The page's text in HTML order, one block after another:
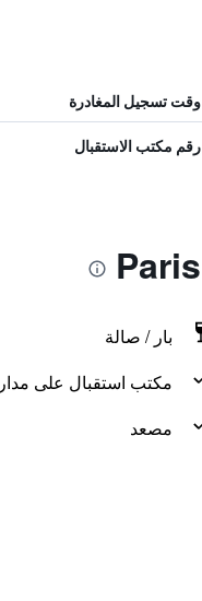
وقت تسجيل المغادرة
رقم مكتب الاستقبال
بار / صالة
مكتب استقبال على مدار 24
مصعد